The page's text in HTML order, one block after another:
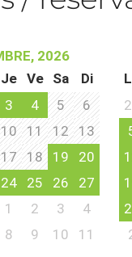
2026
Je Ve Sa
Di
3 4 5
6
10 11 12
13
17 18 19
20
24 25 26
27
1 2 3
4
8 9 10 11